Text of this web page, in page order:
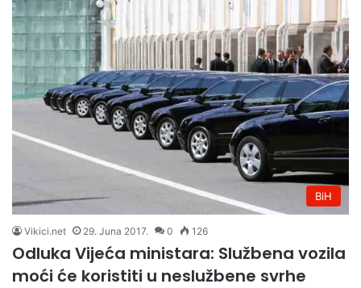
BiH
Vikici.net 29. Juna 2017. 0 126
Odluka Vijeća ministara: Službena vozila
moći će koristiti u neslužbene svrhe